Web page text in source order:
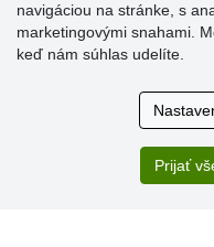
zákazníkov
Ústretovosť,
navigáciou na stránke, s
marketingovými snahami.
keď nám súhlas udelíte.
Prijať